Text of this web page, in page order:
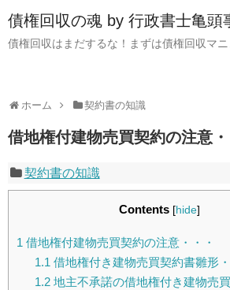
債権回収の魂 by 行政書士亀頭
債権回収はまだするな！まずは債権回収マニ
ホーム 契約書の知識
借地権付建物売買契約の注意・
契約書の知識
Contents [hide]
1 借地権付建物売買契約の注意・・・
1.1 借地権付き建物売買契約書雛形・
1.2地主不承諾の借地権付き建物売